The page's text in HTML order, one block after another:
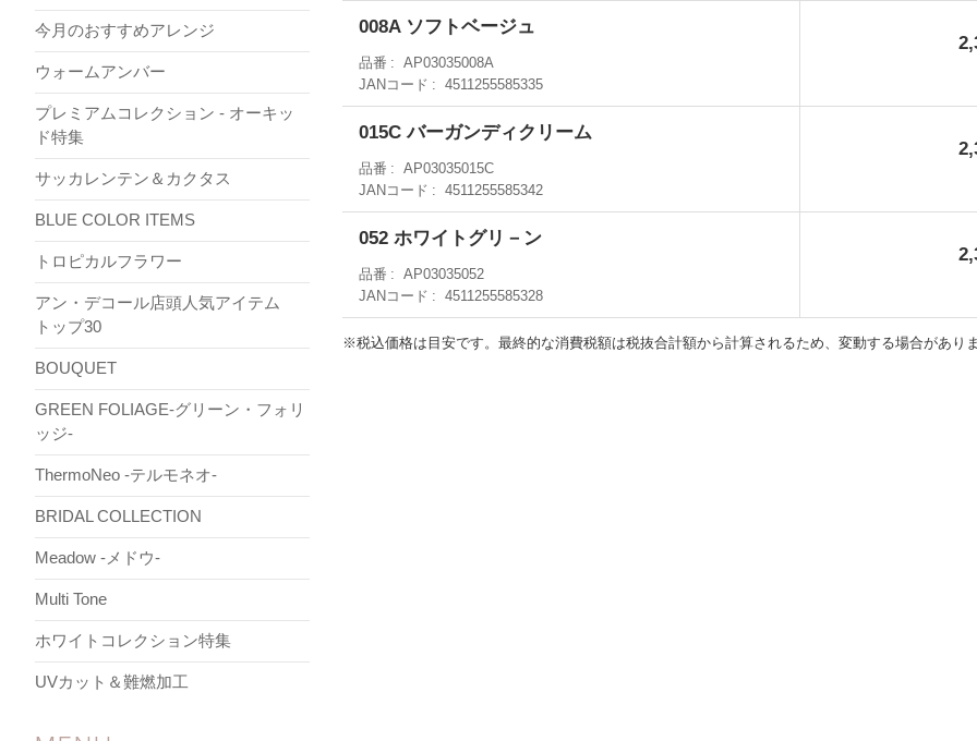
008A ソフトベージュ
品番
AP03035008A
JANコード
4511255585335
015C バーガンディクリーム
品番
AP03035015C
JANコード
4511255585342
052 ホワイトグリ－ン
品番
AP03035052
JANコード
4511255585328
※税込価格は目安です。最終的な消費税額は税抜合計額から計算されるため、変動する場合がありま
今月のおすすめアレンジ
ウォームアンバー
プレミアムコレクション - オーキッ
ド特集
サッカレンテン＆カクタス
BLUE COLOR ITEMS
トロピカルフラワー
アン・デコール店頭人気アイテム
トップ30
BOUQUET
GREEN FOLIAGE-グリーン・フォリ
ッジ-
ThermoNeo -テルモネオ-
BRIDAL COLLECTION
Meadow -メドウ-
Multi Tone
ホワイトコレクション特集
UVカット＆難燃加工